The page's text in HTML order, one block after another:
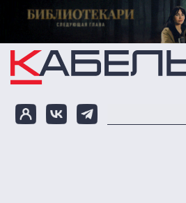
Перейти к основному содержанию